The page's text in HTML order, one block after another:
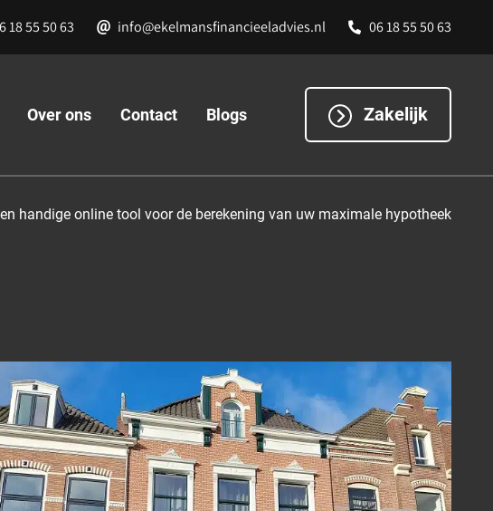
18 55 50 63 info@ekelmansfinancieeladvies.nl 06 18 55 50 63
Over ons Contact Blogs Zakelijk
handige online tool voor de berekening van uw maximale hypotheek